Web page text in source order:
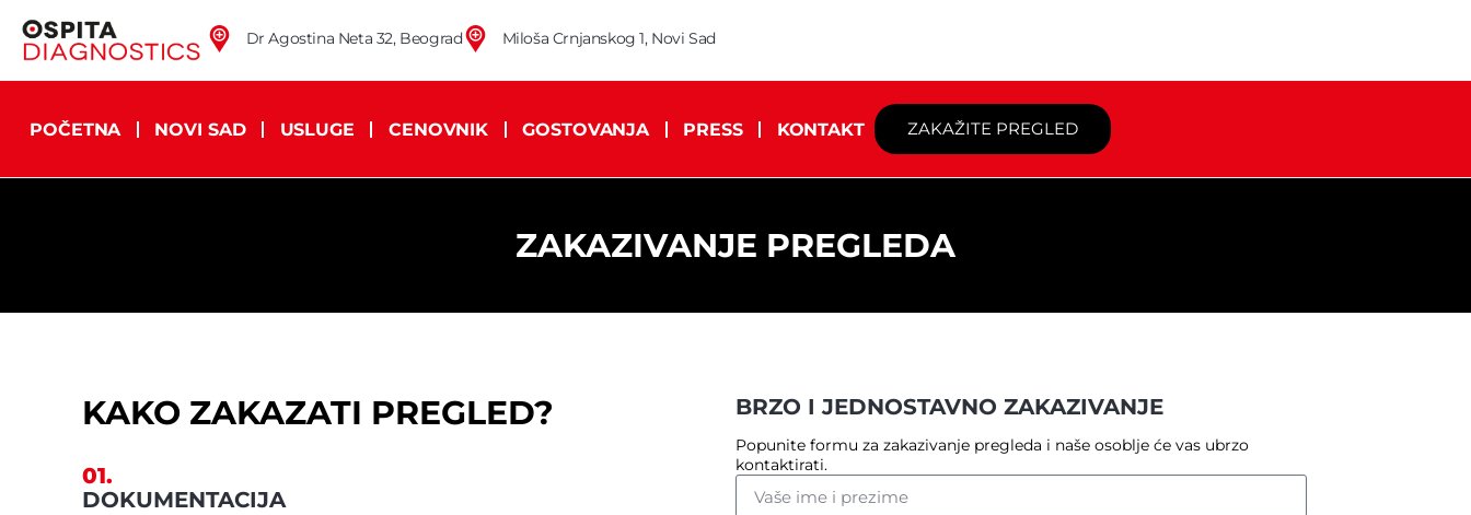
Dr Agostina Neta 32, Beograd Miloša Crnjanskog 1, Novi Sad
POČETNA NOVI SAD USLUGE CENOVNIK GOSTOVANJA PRESS KONTAKT ZAKAŽITE PREGLED
ZAKAZIVANJE PREGLEDA
KAKO ZAKAZATI PREGLED?
01.
DOKUMENTACIJA
BRZO I JEDNOSTAVNO ZAKAZIVANJE
Popunite formu za zakazivanje pregleda i naše osoblje će vas ubrzo
kontaktirati.